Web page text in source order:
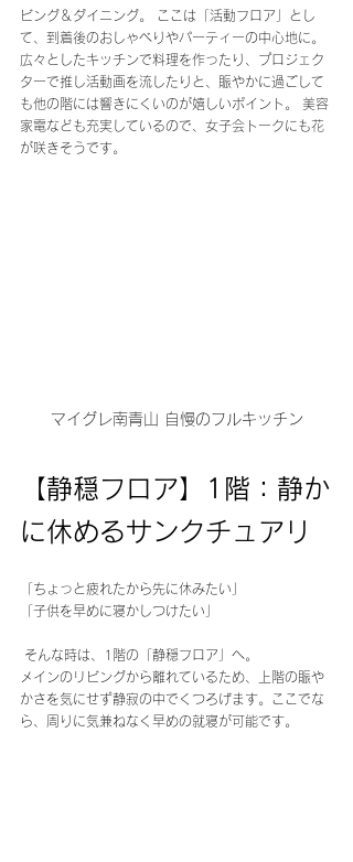
ビング＆ダイニング。 ここは「活動フロア」とし
て、到着後のおしゃべりやパーティーの中心地に。
広々としたキッチンで料理を作ったり、プロジェク
ターで推し活動画を流したりと、賑やかに過ごして
も他の階には響きにくいのが嬉しいポイント。 美容
家電なども充実しているので、女子会トークにも花
が咲きそうです。
マイグレ南青山 自慢のフルキッチン
【静穏フロア】1階：静か
に休めるサンクチュアリ
「ちょっと疲れたから先に休みたい」
「子供を早めに寝かしつけたい」
そんな時は、1階の「静穏フロア」へ。
メインのリビングから離れているため、上階の賑や
かさを気にせず静寂の中でくつろげます。ここでな
ら、周りに気兼ねなく早めの就寝が可能です。